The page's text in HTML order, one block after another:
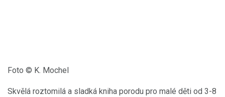
Foto © K. Mochel
Skvělá roztomilá a sladká kniha porodu pro malé děti od 3-8